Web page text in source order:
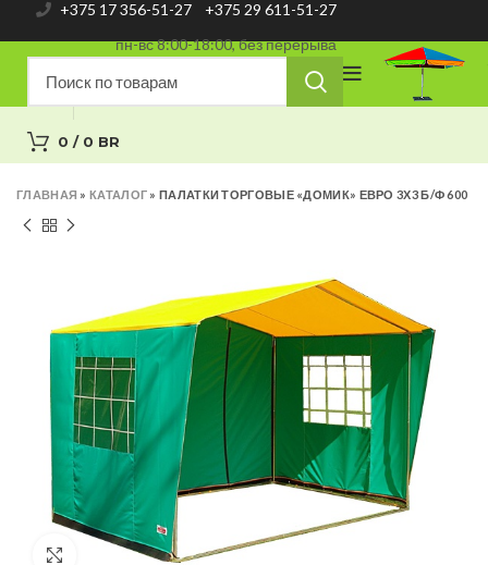
+375 17 356-51-27
+375 29 611-51-27
пн-вс 8:00-18:00, без перерыва
0 / 0 BR
ГЛАВНАЯ »КАТАЛОГ »ПАЛАТКИ ТОРГОВЫЕ «ДОМИК» ЕВРО 3Х3 Б/Ф 600
Нажмите, чтобы увеличить